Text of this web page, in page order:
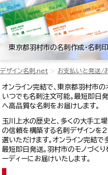
東京都羽村市の名刺作成・名刺
デザイン名刺.net お支払いと発送/
オンライン完結で、東京都羽村市
いつでも名刺注文可能。最短即日
へ高品質な名刺をお届けします。
玉川上水の歴史と、多くの大手工
の信頼を構築する名刺デザインを
選いただけます。オンライン完結
最短即日発送。羽村市のモノづく
ーディーにお届けいたします。